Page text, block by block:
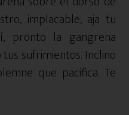
implacable, aja tu
pronto la gangrena
sufrimientos. Inclino
que pacifica. Te